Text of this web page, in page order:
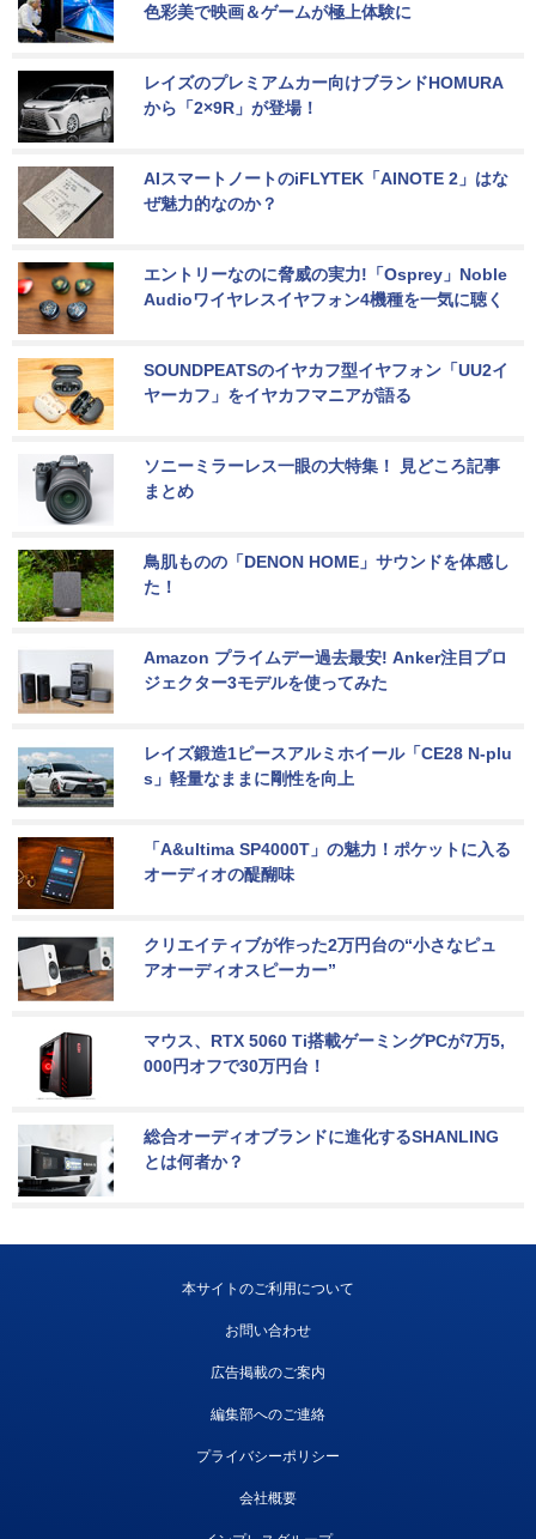
色彩美で映画＆ゲームが極上体験に
レイズのプレミアムカー向けブランドHOMURA
から「2×9R」が登場！
AIスマートノートのiFLYTEK「AINOTE 2」はな
ぜ魅力的なのか？
エントリーなのに脅威の実力!「Osprey」Noble
Audioワイヤレスイヤフォン4機種を一気に聴く
SOUNDPEATSのイヤカフ型イヤフォン「UU2イ
ヤーカフ」をイヤカフマニアが語る
ソニーミラーレス一眼の大特集！ 見どころ記事
まとめ
鳥肌ものの「DENON HOME」サウンドを体感し
た！
Amazon プライムデー過去最安! Anker注目プロ
ジェクター3モデルを使ってみた
レイズ鍛造1ピースアルミホイール「CE28 N-plu
s」軽量なままに剛性を向上
「A&ultima SP4000T」の魅力！ポケットに入る
オーディオの醍醐味
クリエイティブが作った2万円台の“小さなピュ
アオーディオスピーカー”
マウス、RTX 5060 Ti搭載ゲーミングPCが7万5,
000円オフで30万円台！
総合オーディオブランドに進化するSHANLING
とは何者か？
本サイトのご利用について
お問い合わせ
広告掲載のご案内
編集部へのご連絡
プライバシーポリシー
会社概要